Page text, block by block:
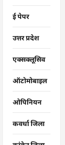
ई पेपर
उत्तर प्रदेश
एक्सक्लूसिव
ऑटोमोबाइल
ओपिनियन
कवर्धा जिला